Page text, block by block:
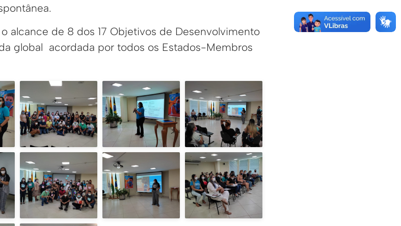
alcance de 8 dos 17 Objetivos de Desenvolvimento
global acordada por todos os Estados-Membros